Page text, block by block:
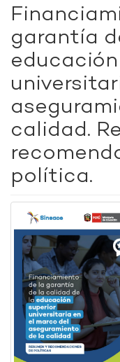
garantía
calidad.
política.